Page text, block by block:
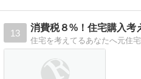
13
消費税８%！住宅購入考